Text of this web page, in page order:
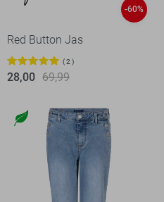
-60%
Red Button Jas
2
28,00 69,99